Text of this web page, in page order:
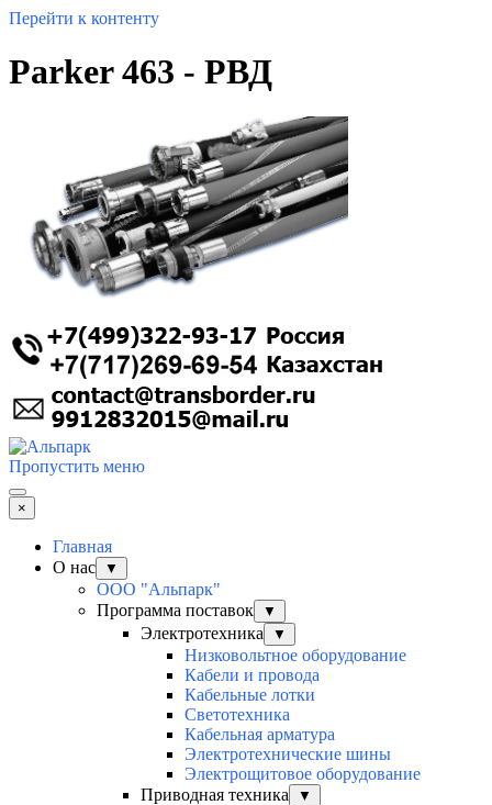
Перейти к контенту
Parker 463 - РВД
Пропустить меню
×
Главная
О нас
▼
ООО "Альпарк"
Программа поставок
▼
Электротехника ▼
Низковольтное оборудование
Кабели и провода
Кабельные лотки
Светотехника
Кабельная арматура
Электротехнические шины
Электрощитовое оборудование
Приводная техника
▼